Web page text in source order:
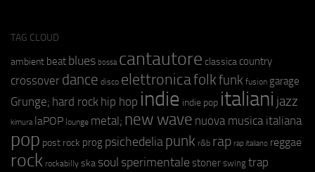
TAG CLOUD
ambient beat blues bossa cantautore classica country
crossover dance disco elettronicafolkfunk fusion garage
Grunge; hard rock hip hop indie indie pop italiani jazz
kimura laPOP lounge metal; new wave nuova musica italiana
pop post rock prog psichedeliapunk r&b rap rap italiano reggae
rock rockabilly ska soul sperimentale stoner swing trap